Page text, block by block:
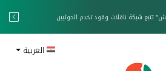
تتبع شبكة ناقلات وقود تخدم الحوثيين
العربية